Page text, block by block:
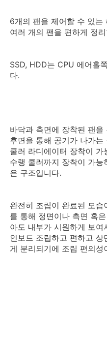
6개의 팬을 제어할 수 있는
여러 개의 팬을 편하게 정
SSD, HDD는 CPU 에어홀
다.
바닥과 측면에 장착된 팬
후면을 통해 공기가 나가
쿨러 라디에이터 장착이
수랭 쿨러까지 장착이 가
은 구조입니다.
완전히 조립이 완료된 모
를 통해 정면이나 측면 혹
아도 내부가 시원하게 보
인보드 조립하고 편하고
게 분리되기에 조립 편의성